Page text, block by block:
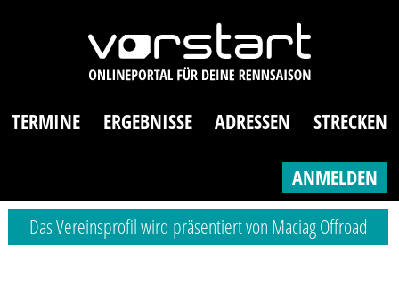
TERMINE ERGEBNISSE ADRESSEN STRECKEN
ANMELDEN
Das Vereinsprofil wird präsentiert von Maciag Offroad